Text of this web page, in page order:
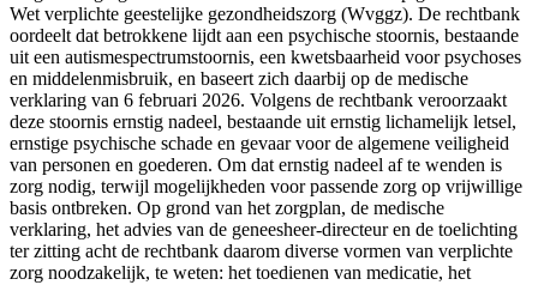
Wet verplichte geestelijke gezondheidszorg (Wvggz). De rechtbank
oordeelt dat betrokkene lijdt aan een psychische stoornis, bestaande
uit een autismespectrumstoornis, een kwetsbaarheid voor psychoses
en middelenmisbruik, en baseert zich daarbij op de medische
verklaring van 6 februari 2026. Volgens de rechtbank veroorzaakt
deze stoornis ernstig nadeel, bestaande uit ernstig lichamelijk letsel,
ernstige psychische schade en gevaar voor de algemene veiligheid
van personen en goederen. Om dat ernstig nadeel af te wenden is
zorg nodig, terwijl mogelijkheden voor passende zorg op vrijwillige
basis ontbreken. Op grond van het zorgplan, de medische
verklaring, het advies van de geneesheer-directeur en de toelichting
ter zitting acht de rechtbank daarom diverse vormen van verplichte
zorg noodzakelijk, te weten: het toedienen van medicatie, het